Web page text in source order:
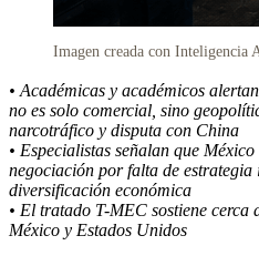
Imagen creada con Inteligencia
• Académicas y académicos
no es solo comercial, sino
narcotráfico y disputa con China
• Especialistas señalan que
negociación por falta de
diversificación económica
• El tratado T-MEC sostiene cerca
México y Estados Unidos